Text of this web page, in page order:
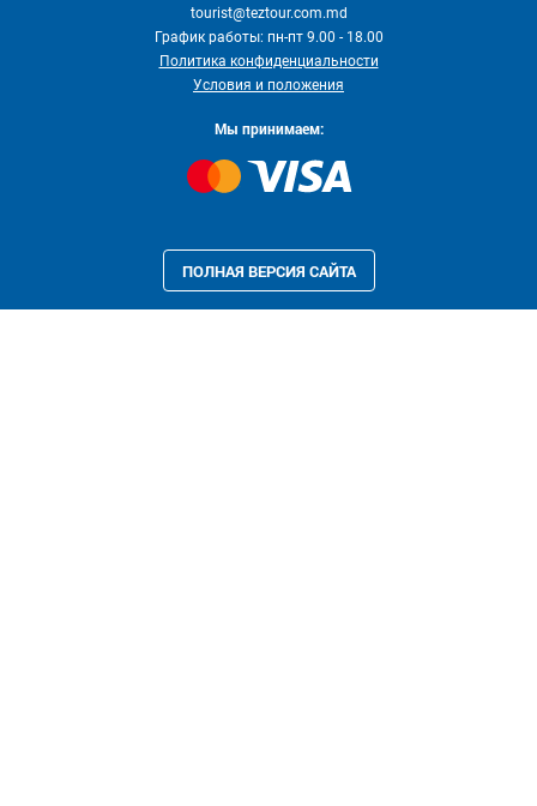
tourist@teztour.com.md
График работы: пн-пт 9.00 - 18.00
Политика конфиденциальности
Условия и положения
Мы принимаем:
ПОЛНАЯ ВЕРСИЯ САЙТА